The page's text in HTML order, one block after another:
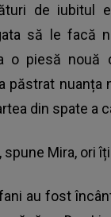
de iubitul
să le facă
o piesă nouă
păstrat nuanța
din spate a
Mira, ori
au fost